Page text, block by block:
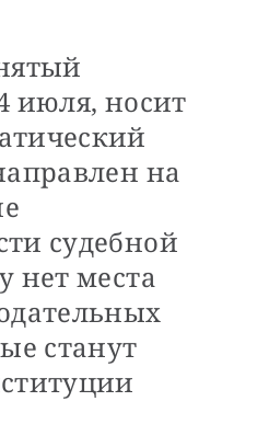
июля, носит
на
судебной
нет места
станут